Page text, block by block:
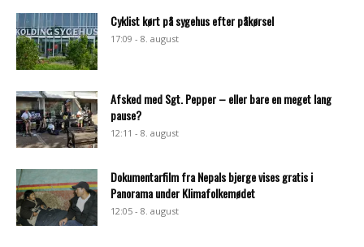
Cyklist kørt på sygehus efter påkørsel
17:09 - 8. august
Afsked med Sgt. Pepper – eller bare en meget lang
pause?
12:11 - 8. august
Dokumentarfilm fra Nepals bjerge vises gratis i
Panorama under Klimafolkemødet
12:05 - 8. august